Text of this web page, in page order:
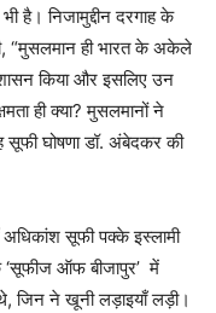
है। निजामुद्दीन दरगाह के
“मुसलमान ही भारत के अकेले
किया और इसलिए उन
ही क्या? मुसलमानों ने
घोषणा डॉ. अंबेदकर की
अधिकांश सूफी पक्के इस्लामी
‘सूफीज ऑफ बीजापुर’ में
जिन ने खूनी लड़ाइयाँ लड़ी।